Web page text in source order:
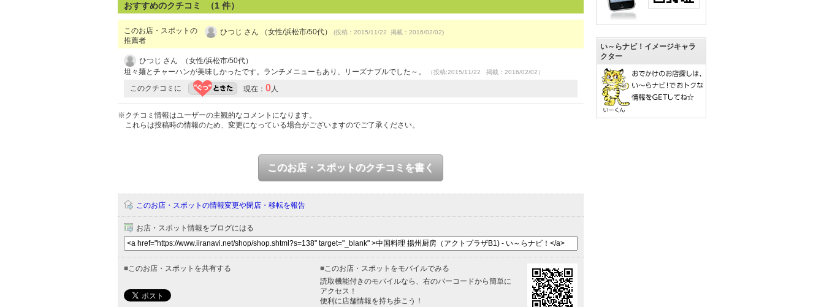
おすすめのクチコミ （1 件）
このお店・スポットの
推薦者
ひつじ さん （女性/浜松市/50代） (投稿：2015/11/22 掲載：2016/02/02)
ひつじ さん （女性/浜松市/50代）
坦々麺とチャーハンが美味しかったです。ランチメニューもあり、リーズナブルでした～。
（投稿:2015/11/22 掲載：2016/02/02）
このクチコミに 現在： 0人
※クチコミ情報はユーザーの主観的なコメントになります。
これらは投稿時の情報のため、変更になっている場合がございますのでご了承ください。
このお店・スポットのクチコミを書く
このお店・スポットの情報変更や閉店・移転を報告
お店・スポット情報をブログにはる
■このお店・スポットを共有する ■このお店・スポットをモバイルでみる
読取機能付きのモバイルなら、右のバーコードから簡単に
アクセス！
便利に店舗情報を持ち歩こう！
い～らナビ！イメージキャラ
クター